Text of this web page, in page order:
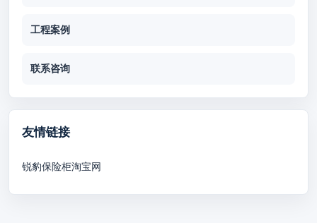
工程案例
联系咨询
友情链接
锐豹保险柜淘宝网